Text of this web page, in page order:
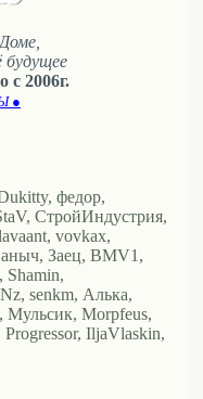
будущее
с 2006г.
●
федор,
СтройИндустрия,
vovkax,
Заец, BMV1,
Shamin,
senkm, Алька,
Мульсик, Morpfeus,
IljaVlaskin,